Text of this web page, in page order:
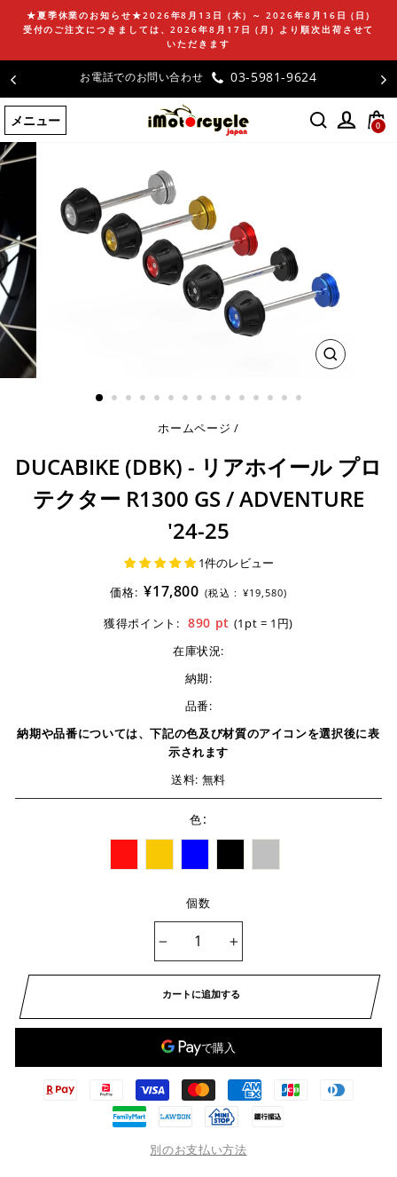
ン
ツ
に
ス
キ
ッ
プ
★夏季休業のお知らせ★2026年8月13日 (木) ～ 2026年8月16日 (日)
受付のご注文につきましては、2026年8月17日 (月) より順次出荷させて
いただきます
お電話でのお問い合わせ 03-5981-9624
メニュー 0
閉
ホームページ /
DUCABIKE (DBK) - リアホイール プロ
テクター R1300 GS / ADVENTURE
'24-25
1件のレビュー
価格: ¥17,800 (税込 : ¥19,580)
獲得ポイント: 890 pt (1pt = 1円)
在庫状況:
納期:
品番:
納期や品番については、下記の色及び材質のアイコンを選択後に表
示されます
送料: 無料
色:
個数
カートに追加する
別のお支払い方法